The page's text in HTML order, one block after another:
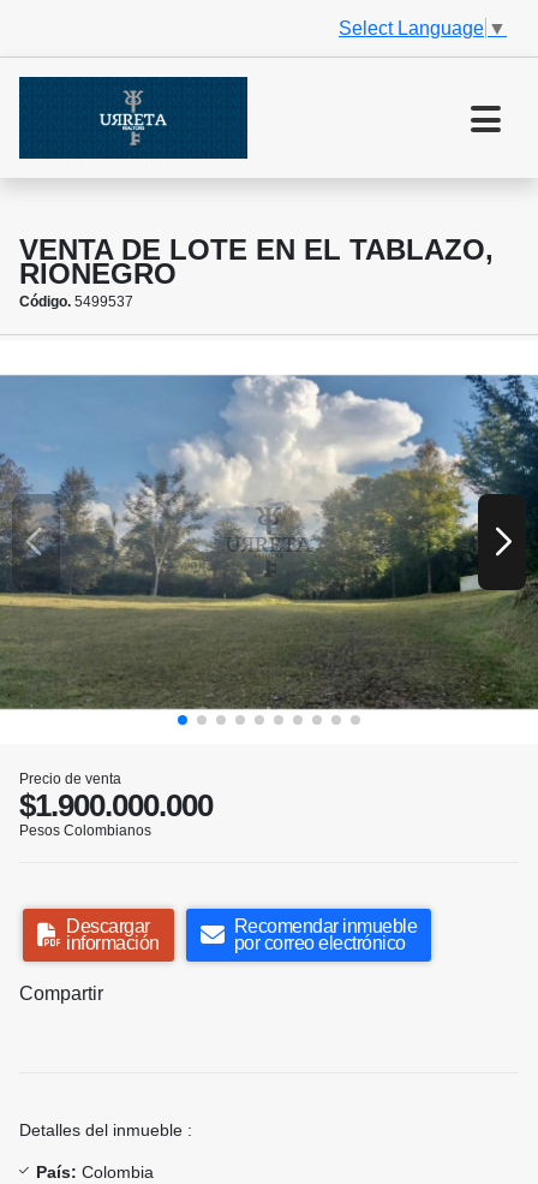
Select Language ▼
VENTA DE LOTE EN EL TABLAZO,
RIONEGRO
Código. 5499537
Precio de venta
$1.900.000.000
Pesos Colombianos
Descargar
información
Recomendar inmueble
por correo electrónico
Compartir
Detalles del inmueble :
País: Colombia